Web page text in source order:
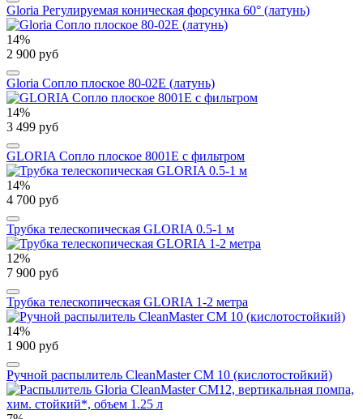
Gloria Регулируемая коническая форсунка 60° (латунь)
14%
2 900 руб
Gloria Сопло плоское 80-02E (латунь)
14%
3 499 руб
GLORIA Сопло плоское 8001Е с фильтром
14%
4 700 руб
Трубка телескопическая GLORIA 0.5-1 м
12%
7 900 руб
Трубка телескопическая GLORIA 1-2 метра
14%
1 900 руб
Ручной распылитель CleanMaster CM 10 (кислотостойкий)